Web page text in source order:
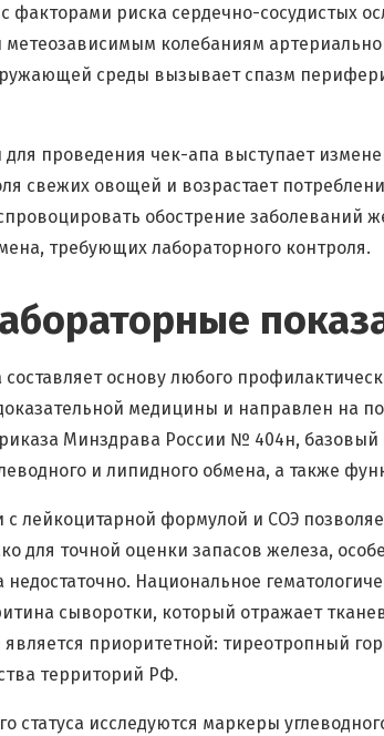
факторами риска сердечно-сосудистых
колебаниям
среды вызывает спазм
проведения чек-апа выступает
свежих овощей и возрастает
обострение заболеваний
требующих лабораторного контроля.
основу любого
медицины и направлен на
Минздрава России № 404н,
и липидного обмена, а также
с лейкоцитарной формулой и СОЭ
для точной оценки запасов железа,
недостаточно. Национальное
сыворотки, который отражает
приоритетной: тиреотропный
территорий РФ.
статуса исследуются маркеры